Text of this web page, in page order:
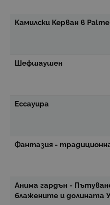
Камилски Керван в
Шефшаушен
Ессауира
Фантазия -
Анима гардън -
блажените и долината